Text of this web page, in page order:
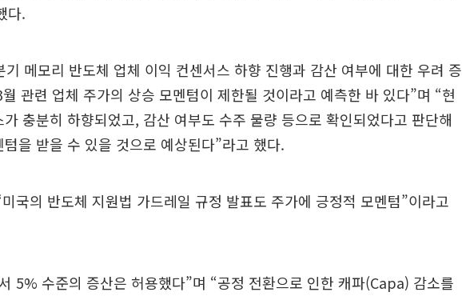
다.
기 메모리 반도체 업체 이익 컨센서스 하향 진행과 감산 여부에 대한 우려 증
관련 업체 주가의 상승 모멘텀이 제한될 것이라고 예측한 바 있다”며 “현
충분히 하향되었고, 감산 여부도 수주 물량 등으로 확인되었다고 판단해
을 받을 수 있을 것으로 예상된다”라고 했다.
국의 반도체 지원법 가드레일 규정 발표도 주가에 긍정적 모멘텀”이라고
5% 수준의 증산은 허용했다”며 “공정 전환으로 인한 캐파(Capa) 감소를